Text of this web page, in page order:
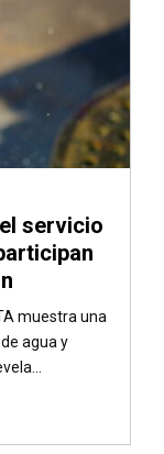
servicio
muestra una
agua y